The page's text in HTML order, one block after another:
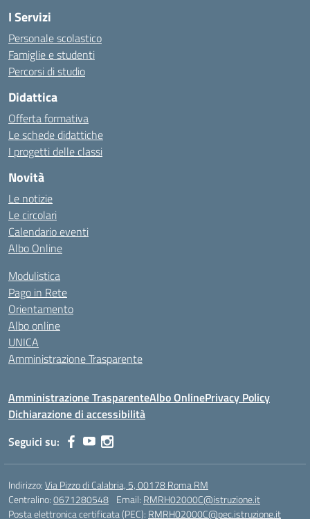
I Servizi
Personale scolastico
Famiglie e studenti
Percorsi di studio
Didattica
Offerta formativa
Le schede didattiche
I progetti delle classi
Novità
Le notizie
Le circolari
Calendario eventi
Albo Online
Modulistica
Pago in Rete
Orientamento
Albo online
UNICA
Amministrazione Trasparente
Amministrazione TrasparenteAlbo OnlinePrivacy Policy
Dichiarazione di accessibilità
Seguici su:
Indirizzo:Via Pizzo di Calabria, 5, 00178 Roma RM
Centralino:0671280548 Email: RMRH02000C@istruzione.it
Posta elettronica certificata (PEC): RMRH02000C@pec.istruzione.it